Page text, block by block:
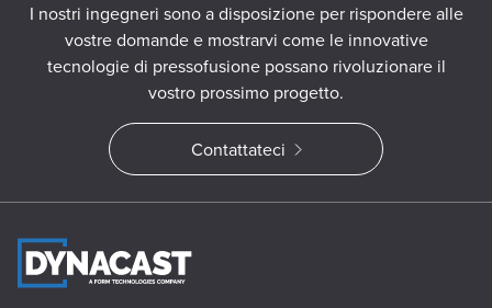
I nostri ingegneri sono a disposizione per rispondere alle
vostre domande e mostrarvi come le innovative
tecnologie di pressofusione possano rivoluzionare il
vostro prossimo progetto.
Contattateci